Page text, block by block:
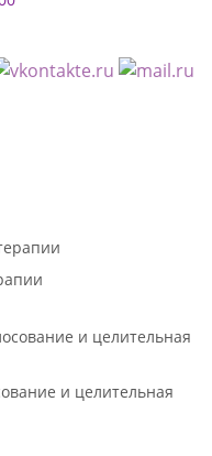
и целительная